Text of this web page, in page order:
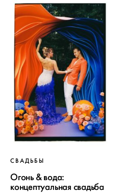
СВАДЬБЫ
Огонь & вода:
концептуальная свадьба